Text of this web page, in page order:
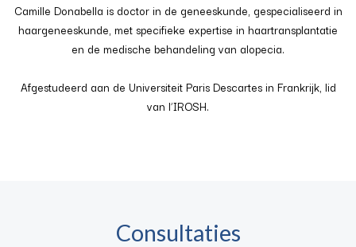
Camille Donabella is doctor in de geneeskunde, gespecialiseerd in
haargeneeskunde, met specifieke expertise in haartransplantatie
en de medische behandeling van alopecia.
Afgestudeerd aan de Universiteit Paris Descartes in Frankrijk, lid
van l’IROSH.
Consultaties